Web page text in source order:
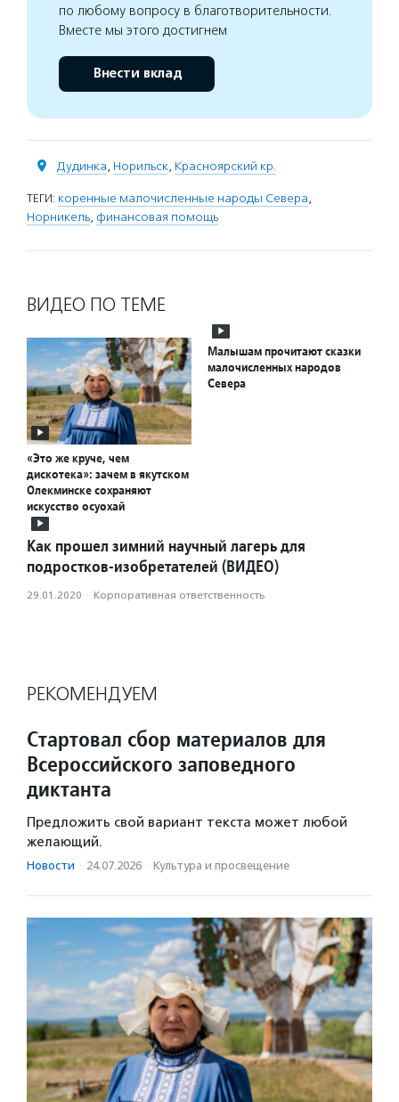
по любому вопросу в благотворительности.
Вместе мы этого достигнем
Внести вклад
Дудинка, Норильск, Красноярский кр.
ТЕГИ: коренные малочисленные народы Севера,
Норникель, финансовая помощь
ВИДЕО ПО ТЕМЕ
«Это же круче, чем
дискотека»: зачем в якутском
Олекминске сохраняют
искусство осуохай
Малышам прочитают сказки
малочисленных народов
Севера
Как прошел зимний научный лагерь для
подростков-изобретателей (ВИДЕО)
29.01.2020 · Корпоративная ответственность
РЕКОМЕНДУЕМ
Стартовал сбор материалов для
Всероссийского заповедного
диктанта
Предложить свой вариант текста может любой
желающий.
Новости · 24.07.2026 · Культура и просвещение